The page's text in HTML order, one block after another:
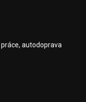
autodoprava